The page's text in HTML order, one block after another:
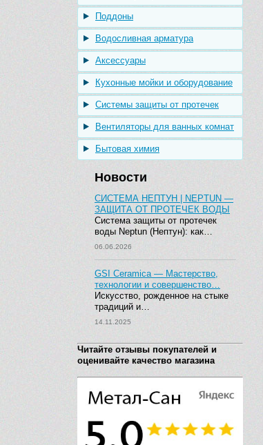
Поддоны
Водосливная арматура
Аксессуары
Кухонные мойки и оборудование
Системы защиты от протечек
Вентиляторы для ванных комнат
Бытовая химия
Новости
СИСТЕМА НЕПТУН | NEPTUN —
ЗАЩИТА ОТ ПРОТЕЧЕК ВОДЫ
Система защиты от протечек
воды Neptun (Нептун): как…
06.06.2026
GSI Ceramica — Мастерство,
технологии и совершенство…
Искусство, рожденное на стыке
традиций и…
14.11.2025
Читайте отзывы покупателей и
оценивайте качество магазина